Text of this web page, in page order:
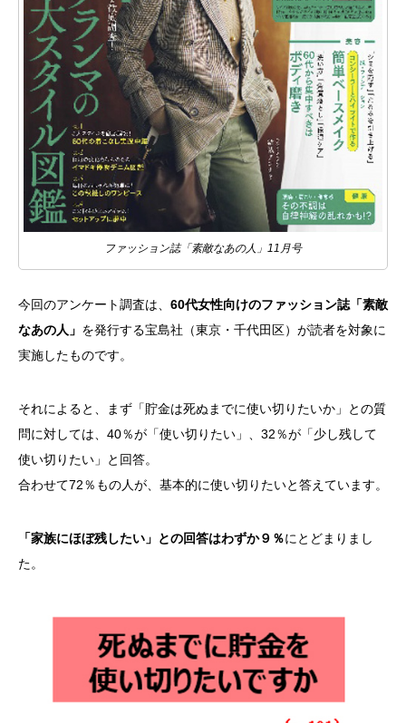
ファッション誌「素敵なあの人」11月号
今回のアンケート調査は、 60代女性向けのファッション誌「素敵
なあの人」 を発行する宝島社（東京・千代田区）が読者を対象に
実施したものです。
それによると、まず「貯金は死ぬまでに使い切りたいか」との質
問に対しては、40％が「使い切りたい」、32％が「少し残して
使い切りたい」と回答。
合わせて72％もの人が、基本的に使い切りたいと答えています。
「家族にほぼ残したい」との回答はわずか９％にとどまりまし
た。